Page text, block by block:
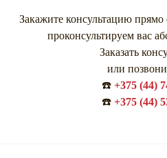
Закажите консультацию
проконсультируем вас
Заказать
или
☎️ +375 (44)
☎️ +375 (44)